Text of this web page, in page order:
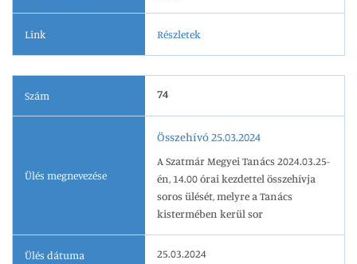
Link Részletek
Szám 74
Ülés megnevezése
Összehívó 25.03.2024
A Szatmár Megyei Tanács 2024.03.25-
én, 14.00 órai kezdettel összehívja
soros ülését, melyre a Tanács
kistermében kerül sor
Ülés dátuma 25.03.2024